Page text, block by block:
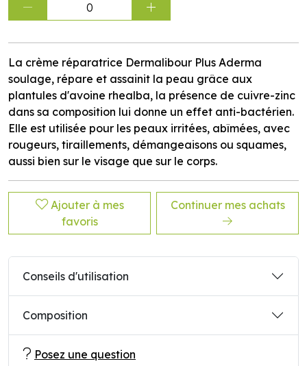
0
La crème réparatrice Dermalibour Plus Aderma
soulage, répare et assainit la peau grâce aux
plantules d'avoine rhealba, la présence de cuivre-zinc
dans sa composition lui donne un effet anti-bactérien.
Elle est utilisée pour les peaux irritées, abîmées, avec
rougeurs, tiraillements, démangeaisons ou squames,
aussi bien sur le visage que sur le corps.
Ajouter à mes
favoris
Continuer mes achats
Conseils d'utilisation
Composition
Posez une question